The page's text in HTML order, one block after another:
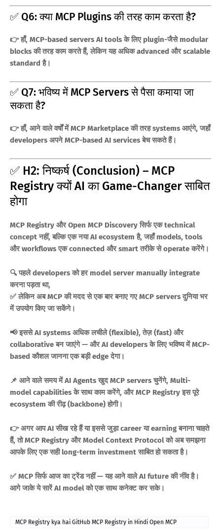
✅ Q6: क्या MCP Plugins की तरह काम करता है?
👉 हाँ, MCP-based servers AI tools के लिए plugin-जैसे modular
blocks की तरह काम करते हैं, लेकिन यह अधिक advanced और scalable
standard है।
✅ Q7: भविष्य में MCP Servers से पैसा कमाया जा
सकता है?
👉 हाँ, आने वाले वर्षों में MCP Marketplace की तरह systems आएंगे, जहाँ
developers अपने MCP-based AI services बेच सकते हैं।
✅ H2: निष्कर्ष (Conclusion) – MCP
Registry क्यों AI का Game-Changer साबित
होगा
MCP Registry और Open MCP Discovery सिर्फ एक technical
concept नहीं, बल्कि एक नया AI ecosystem है, जहाँ models, tools
और workflows एक connected और smart तरीके से operate करेंगे।
🔍 पहले developers को हर model server manually integrate
करना पड़ता था,
✅ लेकिन अब MCP की मदद से एक बार बनाए गए MCP servers दुनिया भर
में उपयोग किए जा सकेंगे।
📢 इससे AI systems अधिक लचीले (flexible), तेज़ (fast) और
collaborative बन जाएंगे — और AI developers के लिए भविष्य में MCP-
based कौशल जानना एक बड़ी edge देगा।
📌 आने वाले समय में AI Agents खुद MCP servers चुनेंगे, Multi-
model capabilities के साथ काम करेंगे, और MCP Registry इस पूरे
ecosystem की रीढ़ (backbone) होगी।
👉 अगर आप AI सीख रहे हैं या इससे जुड़ा career या earning बनाना चाहते
हैं, तो MCP Registry और Model Context Protocol को अब समझना
आपके लिए एक सही long-term investment साबित हो सकता है।
✅ MCP सिर्फ आज का ट्रेंड नहीं — यह आने वाले AI future की नींव है।
आगे जाके ये सारें AI model को एक साथ कनेक्ट कर सके।
MCP Registry kya hai GitHub MCP Registry in Hindi Open MCP